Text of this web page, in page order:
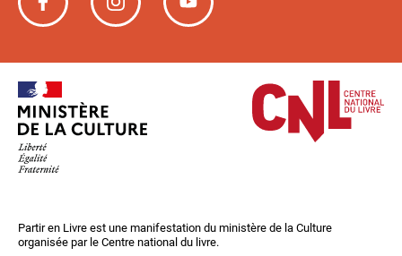
Partir
en
sur
Facebook
Partir
en
sur
Partir
en
sur
Partir en Livre est une manifestation du ministère de la Culture
organisée par le Centre national du livre.